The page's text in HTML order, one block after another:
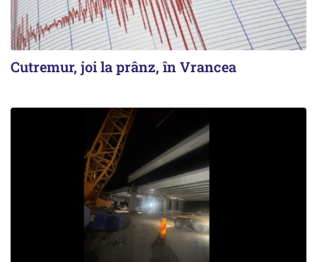
Cutremur, joi la prânz, în Vrancea